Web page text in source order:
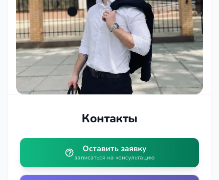
Контакты
Оставить заявку
записаться на консультацию